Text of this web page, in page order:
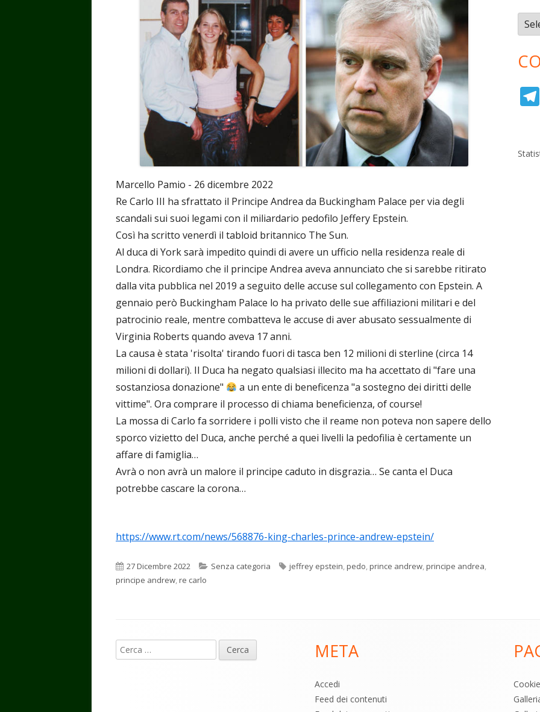
Marcello Pamio - 26 dicembre 2022
Re Carlo III ha sfrattato il Principe Andrea da Buckingham Palace per via degli
scandali sui suoi legami con il miliardario pedofilo Jeffery Epstein.
Così ha scritto venerdì il tabloid britannico The Sun.
Al duca di York sarà impedito quindi di avere un ufficio nella residenza reale di
Londra. Ricordiamo che il principe Andrea aveva annunciato che si sarebbe ritirato
dalla vita pubblica nel 2019 a seguito delle accuse sul collegamento con Epstein. A
gennaio però Buckingham Palace lo ha privato delle sue affiliazioni militari e del
patrocinio reale, mentre combatteva le accuse di aver abusato sessualmente di
Virginia Roberts quando aveva 17 anni.
La causa è stata 'risolta' tirando fuori di tasca ben 12 milioni di sterline (circa 14
milioni di dollari). Il Duca ha negato qualsiasi illecito ma ha accettato di "fare una
sostanziosa donazione"
a un ente di beneficenza "a sostegno dei diritti delle
vittime". Ora comprare il processo di chiama beneficienza, of course!
La mossa di Carlo fa sorridere i polli visto che il reame non poteva non sapere dello
sporco vizietto del Duca, anche perché a quei livelli la pedofilia è certamente un
affare di famiglia…
Avrà o non avrà un malore il principe caduto in disgrazia… Se canta el Duca
potrebbe cascare la corona…
https://www.rt.com/news/568876-king-charles-prince-andrew-epstein/
Pubblicato
27 Dicembre 2022 Categorie
Senza categoria Tag
jeffrey epstein,pedo,prince andrew,principe andrea,
principe andrew,re carlo
piè
Ricerca
per:
META
Accedi
Feed dei contenuti